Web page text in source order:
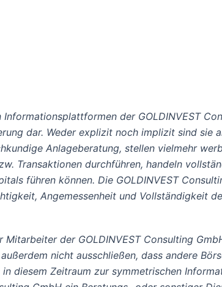
der GOLDINVEST
dar. Weder explizit noch implizit sind sie
Anlageberatung, stellen vielmehr
Transaktionen durchführen, handeln
führen können. Die GOLDINVEST
Angemessenheit und Vollständigkeit
der GOLDINVEST Consulting
nicht ausschließen, dass andere
diesem Zeitraum zur symmetrischen